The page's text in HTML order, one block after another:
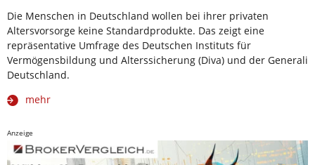
Die Menschen in Deutschland wollen bei ihrer privaten
Altersvorsorge keine Standardprodukte. Das zeigt eine
repräsentative Umfrage des Deutschen Instituts für
Vermögensbildung und Alterssicherung (Diva) und der Generali
Deutschland.
mehr
Anzeige